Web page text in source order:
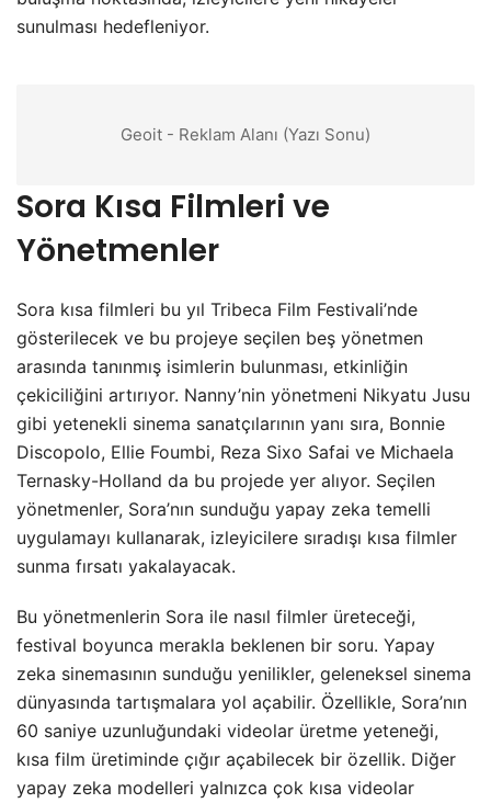
sunulması hedefleniyor.
Geoit - Reklam Alanı (Yazı Sonu)
Sora Kısa Filmleri ve
Yönetmenler
Sora kısa filmleri bu yıl Tribeca Film Festivali’nde
gösterilecek ve bu projeye seçilen beş yönetmen
arasında tanınmış isimlerin bulunması, etkinliğin
çekiciliğini artırıyor. Nanny’nin yönetmeni Nikyatu Jusu
gibi yetenekli sinema sanatçılarının yanı sıra, Bonnie
Discopolo, Ellie Foumbi, Reza Sixo Safai ve Michaela
Ternasky-Holland da bu projede yer alıyor. Seçilen
yönetmenler, Sora’nın sunduğu yapay zeka temelli
uygulamayı kullanarak, izleyicilere sıradışı kısa filmler
sunma fırsatı yakalayacak.
Bu yönetmenlerin Sora ile nasıl filmler üreteceği,
festival boyunca merakla beklenen bir soru. Yapay
zeka sinemasının sunduğu yenilikler, geleneksel sinema
dünyasında tartışmalara yol açabilir. Özellikle, Sora’nın
60 saniye uzunluğundaki videolar üretme yeteneği,
kısa film üretiminde çığır açabilecek bir özellik. Diğer
yapay zeka modelleri yalnızca çok kısa videolar